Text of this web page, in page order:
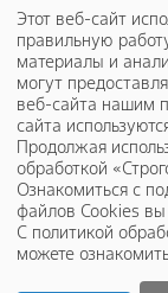
5
Этот веб-сайт
правильную
материалы и
могут
веб-сайта нашим
сайта
Продолжая
обработкой
Ознакомиться с
файлов Cookies
С политикой
можете